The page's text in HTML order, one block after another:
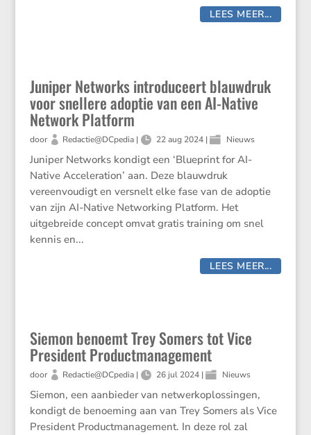
LEES MEER...
Juniper Networks introduceert blauwdruk
voor snellere adoptie van een AI-Native
Network Platform
door Redactie@DCpedia| 22 aug 2024 | Nieuws
Juniper Networks kondigt een ‘Blueprint for AI-
Native Acceleration’ aan. Deze blauwdruk
vereenvoudigt en versnelt elke fase van de adoptie
van zijn AI-Native Networking Platform. Het
uitgebreide concept omvat gratis training om snel
kennis en...
LEES MEER...
Siemon benoemt Trey Somers tot Vice
President Productmanagement
door Redactie@DCpedia| 26 jul 2024 | Nieuws
Siemon, een aanbieder van netwerkoplossingen,
kondigt de benoeming aan van Trey Somers als Vice
President Productmanagement. In deze rol zal